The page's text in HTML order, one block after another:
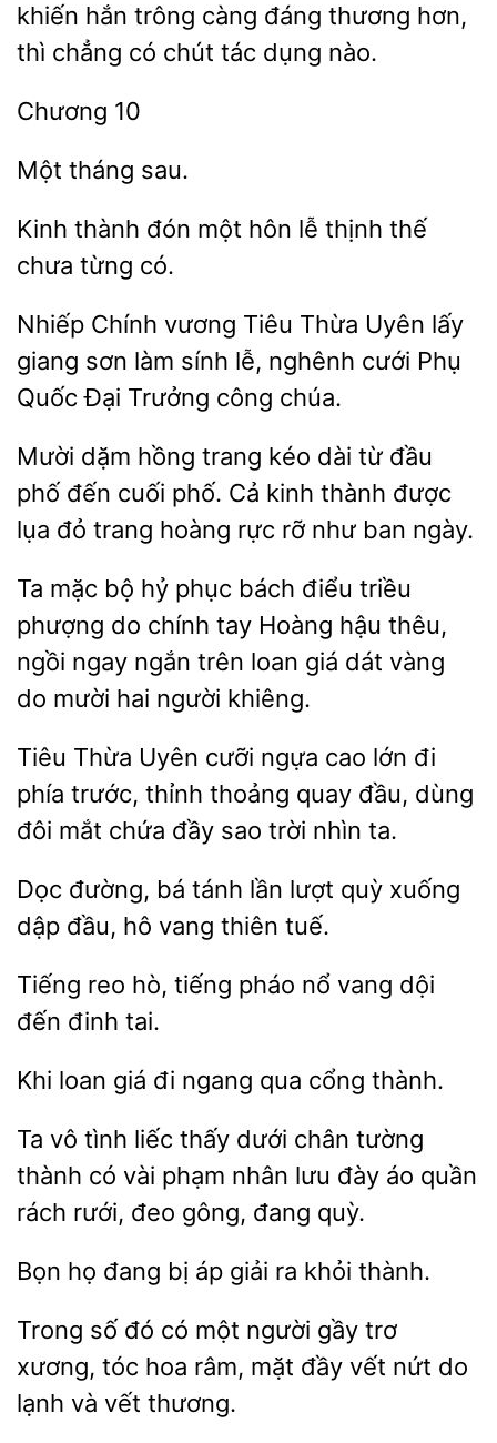
khiến hắn trông càng đáng thương hơn,
thì chẳng có chút
dụng
Kinh đón hôn lễ
thế
chưa từng có.
Nhiếp Chính vương
Thừa Uyên lấy
giang sơn làm sính
nghênh cưới
Quốc Đại Trưởng công chúa.
dặm hồng trang kéo dài từ đầu
phố đến cuối
Cả kinh thành được
lụa đỏ trang hoàng rực rỡ như ban
Ta mặc bộ hỷ phục
điểu triều
phượng do chính tay Hoàng hậu thêu,
ngồi ngay ngắn
loan giá dát vàng
do mười hai người
Tiêu Thừa Uyên cưỡi ngựa cao lớn đi
phía
thỉnh thoảng quay đầu, dùng
đôi mắt
sao trời nhìn ta.
Dọc đường, bá
lần lượt quỳ xuống
dập đầu, hô
tuế.
reo hò, tiếng
nổ vang dội
đến
tai.
loan giá ngang qua thành.
Ta vô
liếc thấy dưới chân tường
thành có vài phạm
đày áo quần
rách rưới, đeo gông, đang quỳ.
Bọn họ đang giải ra khỏi
Trong số đó có một
gầy
xương, tóc hoa râm, mặt đầy vết
do
lạnh và vết thương.